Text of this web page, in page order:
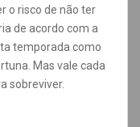
o risco de não ter
de acordo com a
temporada como
Mas vale cada
sobreviver.